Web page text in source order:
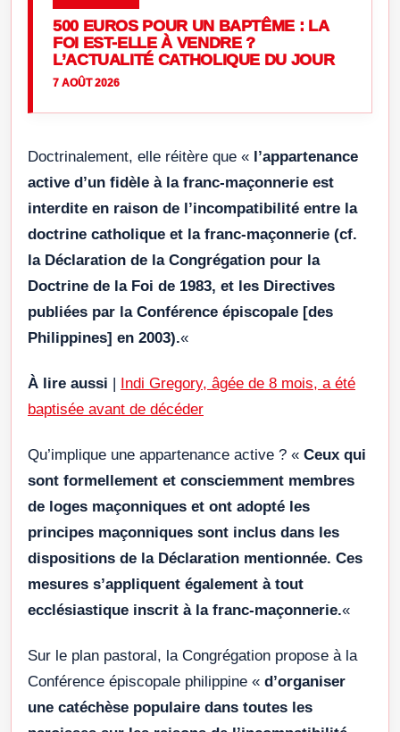
500 EUROS POUR UN BAPTÊME : LA
FOI EST-ELLE À VENDRE ?
L’ACTUALITÉ CATHOLIQUE DU JOUR
7 AOÛT 2026
Doctrinalement, elle réitère que « l’appartenance
active d’un fidèle à la franc-maçonnerie est
interdite en raison de l’incompatibilité entre la
doctrine catholique et la franc-maçonnerie (cf.
la Déclaration de la Congrégation pour la
Doctrine de la Foi de 1983, et les Directives
publiées par la Conférence épiscopale [des
Philippines] en 2003).«
À lire aussi | Indi Gregory, âgée de 8 mois, a été
baptisée avant de décéder
Qu’implique une appartenance active ? « Ceux qui
sont formellement et consciemment membres
de loges maçonniques et ont adopté les
principes maçonniques sont inclus dans les
dispositions de la Déclaration mentionnée. Ces
mesures s’appliquent également à tout
ecclésiastique inscrit à la franc-maçonnerie.«
Sur le plan pastoral, la Congrégation propose à la
Conférence épiscopale philippine « d’organiser
une catéchèse populaire dans toutes les